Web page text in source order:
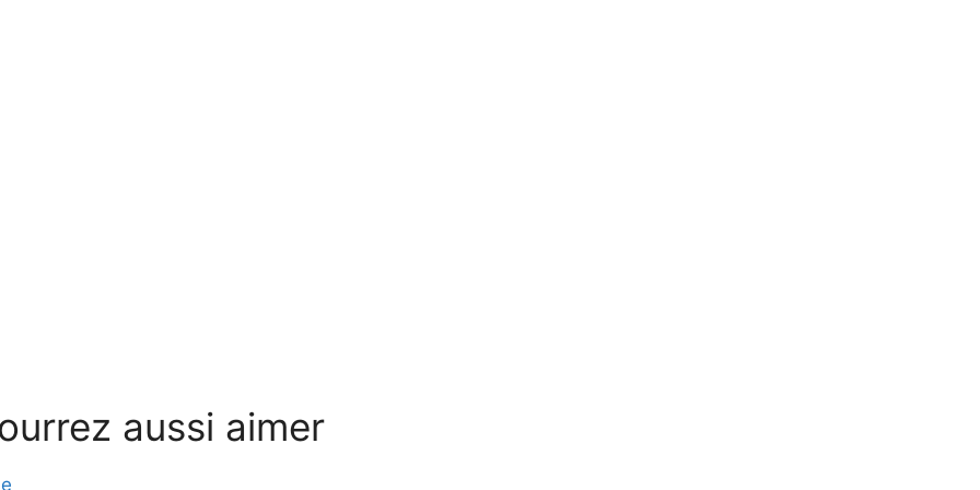
aussi aimer